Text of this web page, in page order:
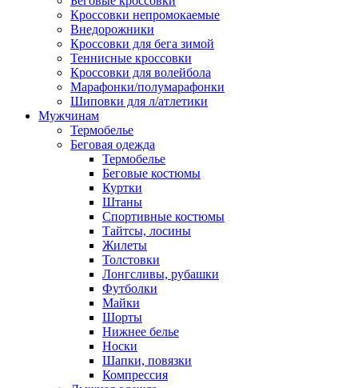
Кроссовки непромокаемые
Внедорожники
Кроссовки для бега зимой
Теннисные кроссовки
Кроссовки для волейбола
Марафонки/полумарафонки
Шиповки для л/атлетики
Мужчинам
Термобелье
Беговая одежда
Термобелье
Беговые костюмы
Куртки
Штаны
Спортивные костюмы
Тайтсы, лосины
Жилеты
Толстовки
Лонгсливы, рубашки
Футболки
Майки
Шорты
Нижнее белье
Носки
Шапки, повязки
Компрессия